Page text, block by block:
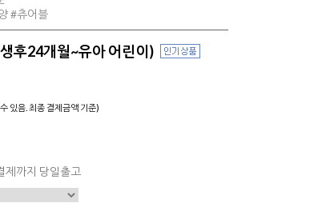
#츄어블
후24개월~유아 어린이)
있음. 최종 결제금액 기준)
제까지 당일출고